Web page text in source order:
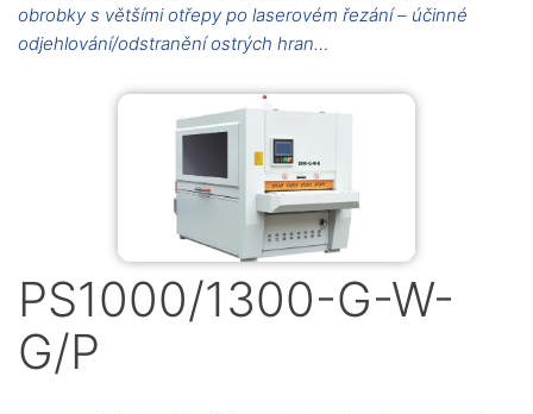
obrobky s většími otřepy po laserovém řezání – účinné
odjehlování/odstranění ostrých hran…
PS1000/1300-G-W-
G/P